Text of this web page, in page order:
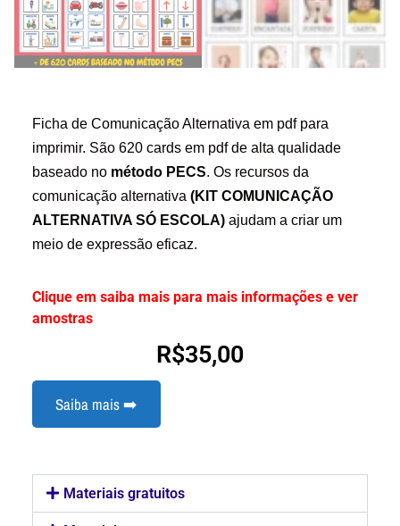
Ficha de Comunicação Alternativa em pdf para
imprimir. São 620 cards em pdf de alta qualidade
baseado no método PECS. Os recursos da
comunicação alternativa (KIT COMUNICAÇÃO
ALTERNATIVA SÓ ESCOLA) ajudam a criar um
meio de expressão eficaz.
Clique em saiba mais para mais informações e ver
amostras
R$35,00
Saiba mais ➡️
Materiais gratuitos